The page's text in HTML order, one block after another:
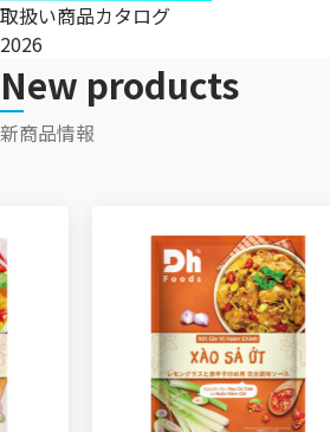
取扱い商品カタログ
2026
New products
新商品情報